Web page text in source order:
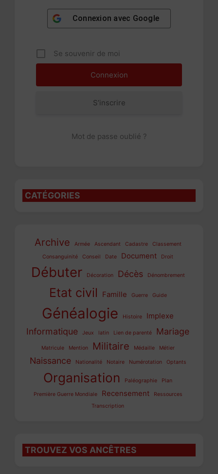
Connexion avec Google
Se souvenir de moi
S’inscrire
Mot de passe oublié ?
CATÉGORIES
Archive Armée Ascendant Cadastre
Classement
Consanguinité
Conseil Date Document Droit
Débuter Décoration Décès Dénombrement
Etat civil Famille Guerre Guide
Généalogie Histoire Implexe
Informatique Jeux latin Lien de parenté Mariage
Matricule Mention Militaire Médaille Métier
Naissance Nationalité Notaire Numérotation Optants
Organisation Paléographie Plan
Première Guerre Mondiale Recensement
Ressources
Transcription
TROUVEZ VOS ANCÊTRES